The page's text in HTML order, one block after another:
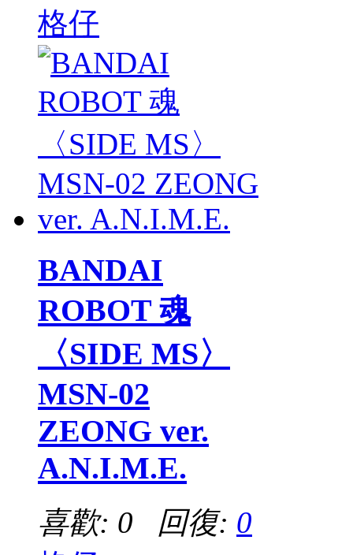
格仔
BANDAI
ROBOT 魂
〈SIDE MS〉
MSN-02
ZEONG ver.
A.N.I.M.E.
喜歡: 0 回復: 0